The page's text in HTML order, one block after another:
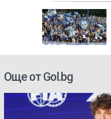
Още от Gol.bg